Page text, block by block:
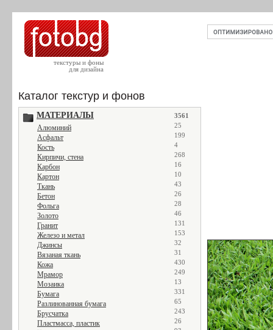
текстуры и фоны
для дизайна
Каталог текстур и фонов
МАТЕРИАЛЫ 3561
Алюминий 25
Асфальт 199
Кость 4
Кирпичи, стена 268
Карбон 16
Картон 10
Ткань 43
Бетон 26
Фольга 28
Золото 46
Гранит 131
Железо и метал 153
Джинсы 32
Вязаная ткань 31
Кожа 430
Мрамор 249
Мозаика 13
Бумага 331
Разлинованная бумага 65
Брусчатка 243
Пластмасса, пластик 26